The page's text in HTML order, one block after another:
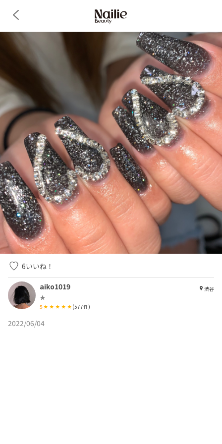
6いいね！
aiko1019
★
5 (577件)
渋谷
2022/06/04